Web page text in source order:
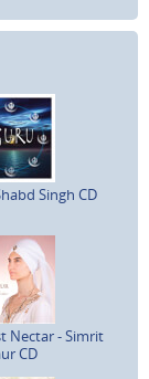
Singh CD
Nectar - Simrit
CD